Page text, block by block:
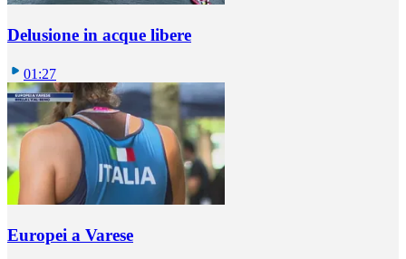
Delusione in acque libere
01:27
Europei a Varese